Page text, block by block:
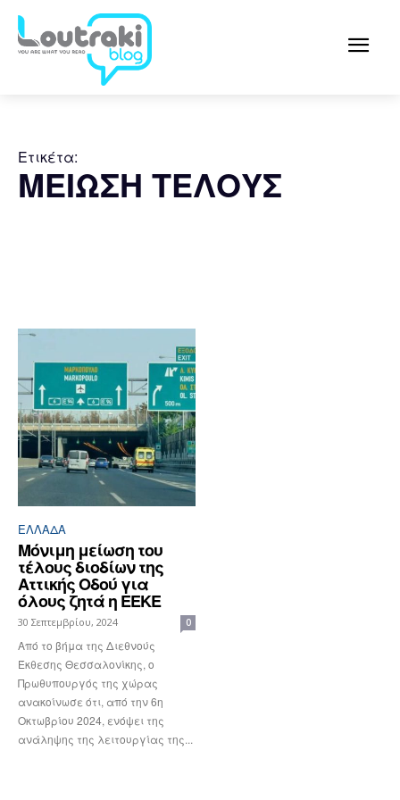
Ετικέτα:
ΜΕΙΩΣΗ ΤΕΛΟΥΣ
ΕΛΛΆΔΑ
Μόνιμη μείωση του
τέλους διοδίων της
Αττικής Οδού για
όλους ζητά η ΕΕΚΕ
30 Σεπτεμβρίου, 2024 0
Από το βήμα της Διεθνούς
Έκθεσης Θεσσαλονίκης, ο
Πρωθυπουργός της χώρας
ανακοίνωσε ότι, από την 6η
Οκτωβρίου 2024, ενόψει της
ανάληψης της λειτουργίας της...